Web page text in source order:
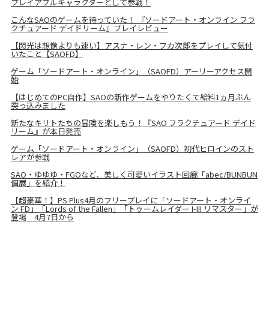
こんなSAOのゲームを待っていた！ 『ソードアート・オンライン フラ
クチュアード デイドリーム』プレイレビュー
【閃光は想像よりも速い】アスナ・レン・フカ次郎をプレイして気付
いたこと【SAOFD】
ゲーム「ソードアート・オンライン」（SAOFD）アーリーアクセス開
始
【はじめてのPC自作】SAOの新作ゲームをやりたくて給料1ヵ月ぶん
突っ込みました
新たなキリトたちの冒険を楽しもう！『SAO フラクチュアード デイド
リーム』が本日発売
ゲーム「ソードアート・オンライン」（SAOFD）初代ヒロインのスト
レアが参戦
SAO・ゆゆゆ・FGOなど、美しく可愛いイラスト回廊「abec/BUNBUN
個展」を紹介！
【超豪華！】PS Plus4月のフリープレイに「ソードアート・オンライ
ン FD」「Lords of the Fallen」「トゥームレイダー I-III リマスター」が
登場 4月7日から